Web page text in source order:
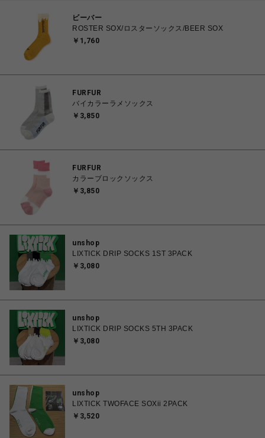
ビーバー
ROSTER SOX/ロスターソックス/BEER SOX
￥1,760
FURFUR
バイカラーラメソックス
￥3,850
FURFUR
カラーブロックソックス
￥3,850
unshop
LIXTICK DRIP SOCKS 1ST 3PACK
￥3,080
unshop
LIXTICK DRIP SOCKS 5TH 3PACK
￥3,080
unshop
LIXTICK TWOFACE SOXii 2PACK
￥3,520